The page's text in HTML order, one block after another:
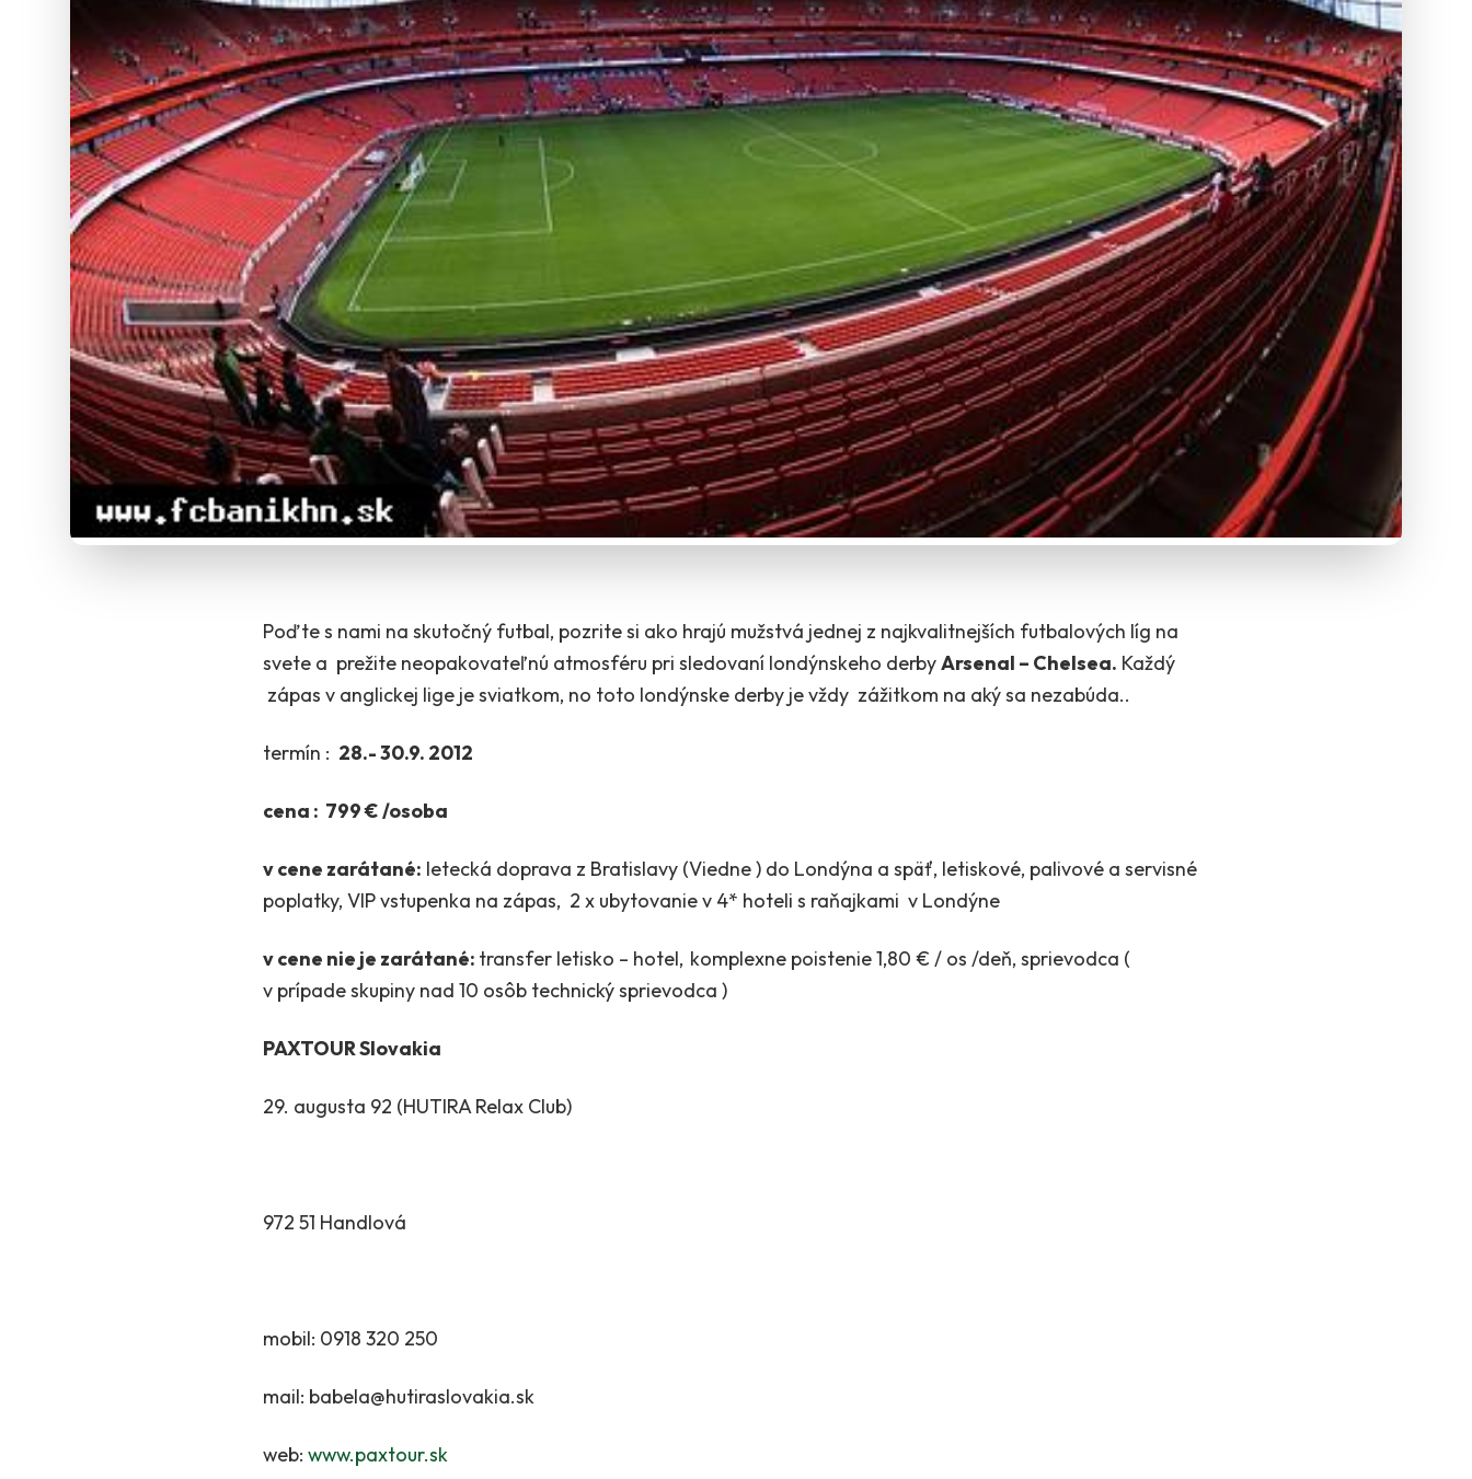
Poďte s nami na skutočný futbal, pozrite si ako hrajú mužstvá jednej z najkvalitnejších futbalových líg na
svete a prežite neopakovateľnú atmosféru pri sledovaní londýnskeho derbyArsenal – Chelsea. Každý
zápas v anglickej lige je sviatkom, no toto londýnske derby je vždy zážitkom na aký sa nezabúda..
termín : 28.- 30.9. 2012
cena : 799 € /osoba
v cene zarátané: letecká doprava z Bratislavy (Viedne ) do Londýna a späť, letiskové, palivové a servisné
poplatky, VIP vstupenka na zápas, 2 x ubytovanie v 4* hoteli s raňajkami v Londýne
v cene nie je zarátané: transfer letisko – hotel, komplexne poistenie 1,80 € / os /deň, sprievodca (
v prípade skupiny nad 10 osôb technický sprievodca )
PAXTOUR Slovakia
29. augusta 92 (HUTIRA Relax Club)
972 51 Handlová
mobil: 0918 320 250
mail: babela@hutiraslovakia.sk
web: www.paxtour.sk